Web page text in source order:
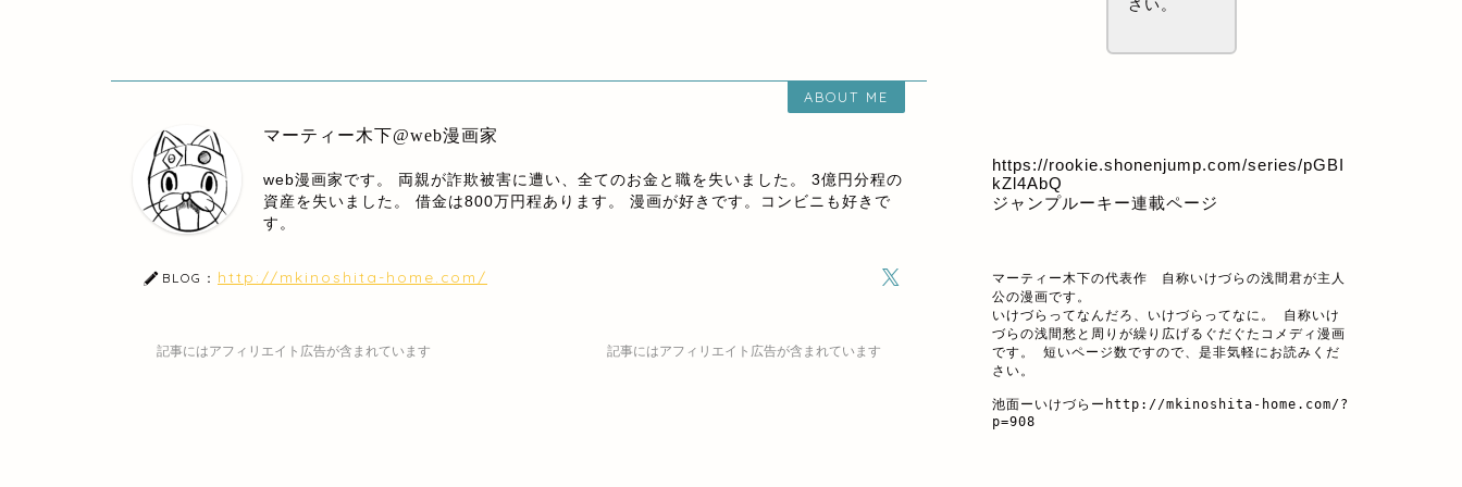
ABOUT ME
マーティー木下@web漫画家
web漫画家です。 両親が詐欺被害に遭い、全てのお金と職を失いました。 3億円分程の
資産を失いました。 借金は800万円程あります。 漫画が好きです。コンビニも好きで
す。
BLOG： http://mkinoshita-home.com/
記事にはアフィリエイト広告が含まれています 記事にはアフィリエイト広告が含まれています
さい。
https://rookie.shonenjump.com/series/pGBI
kZl4AbQ
ジャンプルーキー連載ページ
マーティー木下の代表作　自称いけづらの浅間君が主人
公の漫画です。
いけづらってなんだろ、いけづらってなに。 自称いけ
づらの浅間愁と周りが繰り広げるぐだぐたコメディ漫画
です。 短いページ数ですので、是非気軽にお読みくだ
さい。
池面ーいけづらー http://mkinoshita-home.com/?
p=908